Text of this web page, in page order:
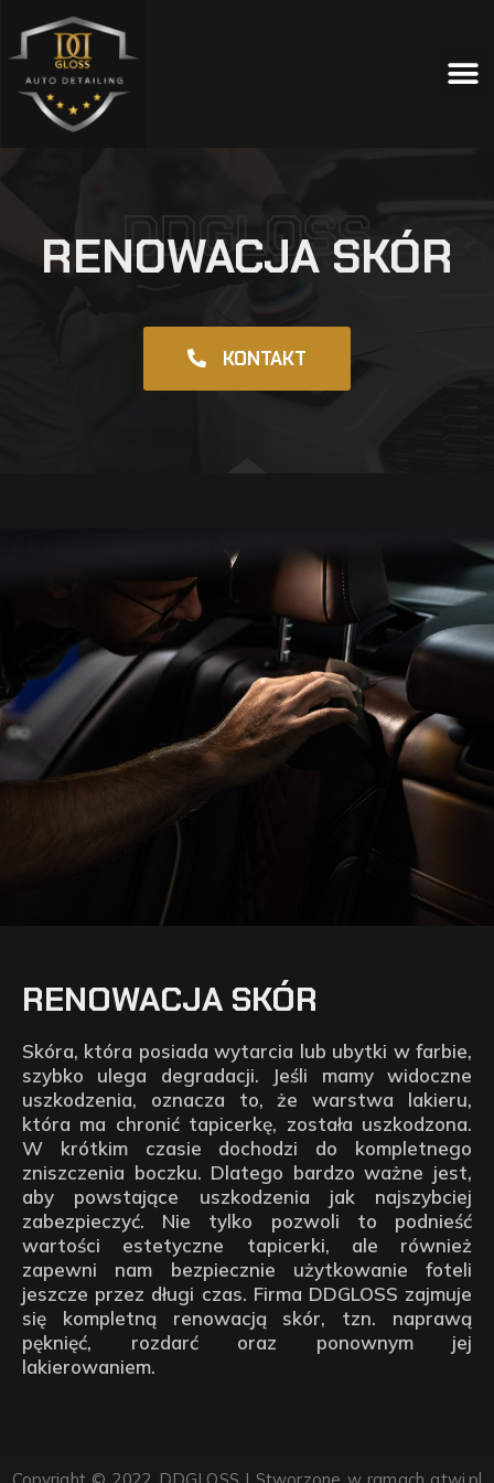
DDGLOSS
RENOWACJA SKÓR
KONTAKT
RENOWACJA SKÓR
Skóra, która posiada wytarcia lub ubytki w farbie,
szybko ulega degradacji. Jeśli mamy widoczne
uszkodzenia, oznacza to, że warstwa lakieru,
która ma chronić tapicerkę, została uszkodzona.
W krótkim czasie dochodzi do kompletnego
zniszczenia boczku. Dlatego bardzo ważne jest,
aby powstające uszkodzenia jak najszybciej
zabezpieczyć. Nie tylko pozwoli to podnieść
wartości estetyczne tapicerki, ale również
zapewni nam bezpiecznie użytkowanie foteli
jeszcze przez długi czas. Firma DDGLOSS zajmuje
się kompletną renowacją skór, tzn. naprawą
pęknięć, rozdarć oraz ponownym jej
lakierowaniem.